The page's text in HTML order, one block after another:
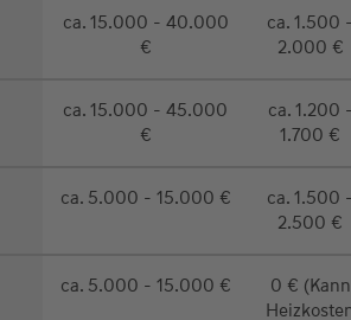
ca. 15.000 - 40.000
€
ca. 1.500
2.000 €
ca. 15.000 - 45.000
€
ca. 1.200
1.700 €
ca. 5.000 - 15.000 €
ca. 1.500
2.500 €
ca. 5.000 - 15.000 €
0 € (Kann